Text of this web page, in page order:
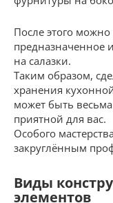
После этого
предназначенное
на салазки.
Таким образом,
хранения
может быть
приятной для вас.
Особого
закруглённым
Виды
элементов